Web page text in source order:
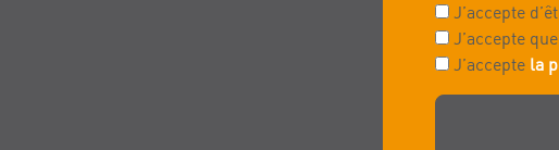
J’accepte
J’accepte
J’accepte la